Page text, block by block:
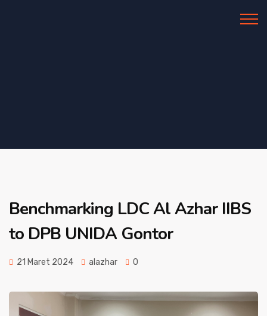
Benchmarking LDC Al Azhar IIBS
to DPB UNIDA Gontor
21 Maret 2024 alazhar 0